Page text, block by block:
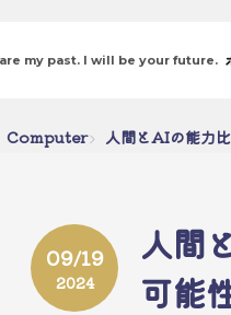
my past. I will be your future.
Computer 人間とAIの能力
09/19
2024
人間
可能